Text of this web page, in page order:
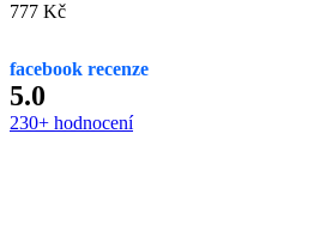
777 Kč
facebook recenze
5.0
230+ hodnocení